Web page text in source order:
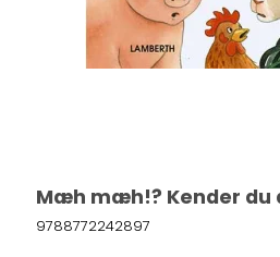
Mæh mæh!? Kender du
9788772242897